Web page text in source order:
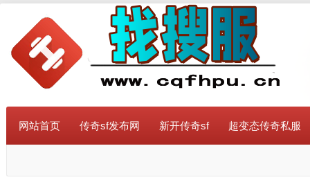
网站首页 传奇sf发布网 新开传奇sf 超变态传奇私服